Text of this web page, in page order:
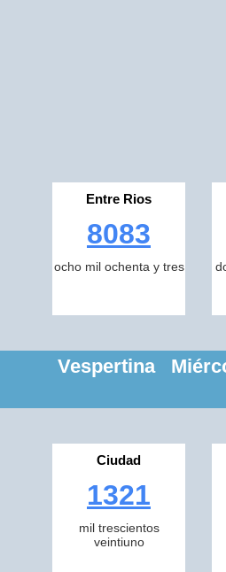
Entre Rios
8083
ocho mil ochenta y tres
Vespertina
Ciudad
1321
mil trescientos
veintiuno